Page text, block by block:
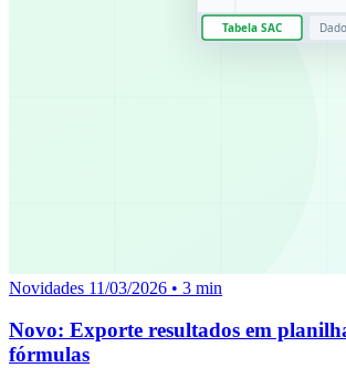
Novidades 11/03/2026 • 3 min
Novo: Exporte resultados em
fórmulas